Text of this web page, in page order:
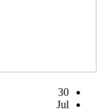
30
Jul